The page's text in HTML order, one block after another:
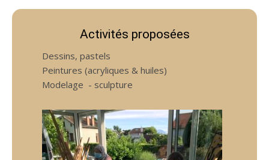
Activités proposées
Dessins, pastels
Peintures (acryliques & huiles)
Modelage - sculpture